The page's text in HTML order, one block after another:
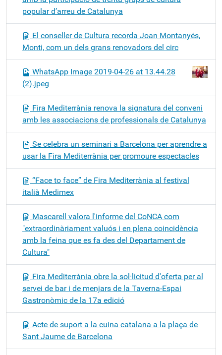
popular d’arreu de Catalunya
El conseller de Cultura recorda Joan Montanyés,
Monti, com un dels grans renovadors del circ
WhatsApp Image 2019-04-26 at 13.44.28
(2).jpeg
Fira Mediterrània renova la signatura del conveni
amb les associacions de professionals de Catalunya
Se celebra un seminari a Barcelona per aprendre a
usar la Fira Mediterrània per promoure espectacles
“Face to face” de Fira Mediterrània al festival
italià Medimex
Mascarell valora l'informe del CoNCA com
"extraordinàriament valuós i en plena coincidència
amb la feina que es fa des del Departament de
Cultura"
Fira Mediterrània obre la sol·licitud d'oferta per al
servei de bar i de menjars de la Taverna-Espai
Gastronòmic de la 17a edició
Acte de suport a la cuina catalana a la plaça de
Sant Jaume de Barcelona